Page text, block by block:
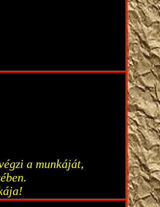
a munkáját,